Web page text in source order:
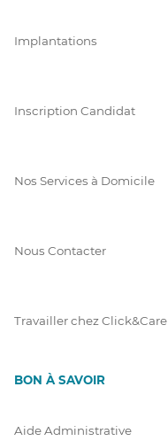
Implantations
Inscription Candidat
Nos Services à Domicile
Nous Contacter
Travailler chez Click&Care
BON À SAVOIR
Aide Administrative